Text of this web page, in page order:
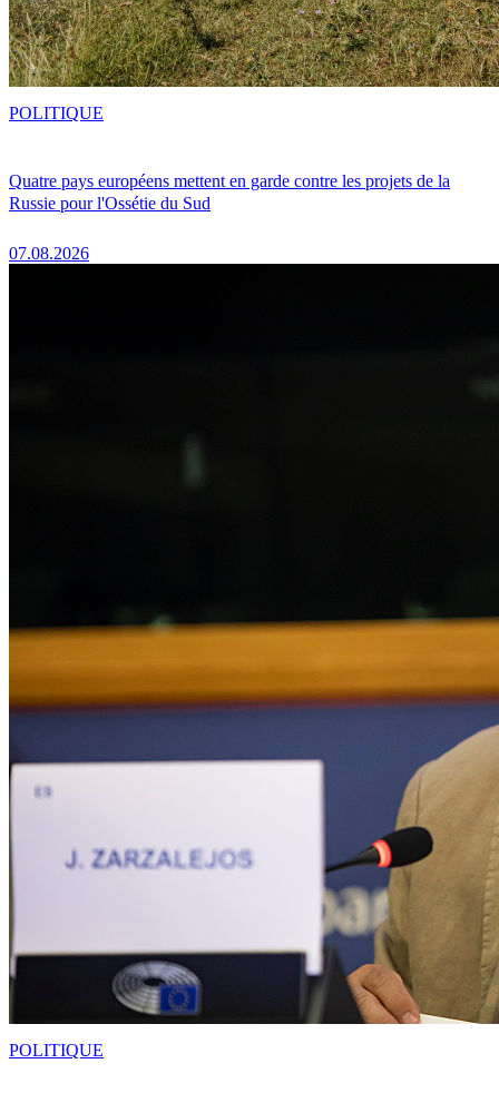
Quatre pays européens mettent en garde contre les projets de la
Russie pour l'Ossétie du Sud
07.08.2026
POLITIQUE
POLITIQUE